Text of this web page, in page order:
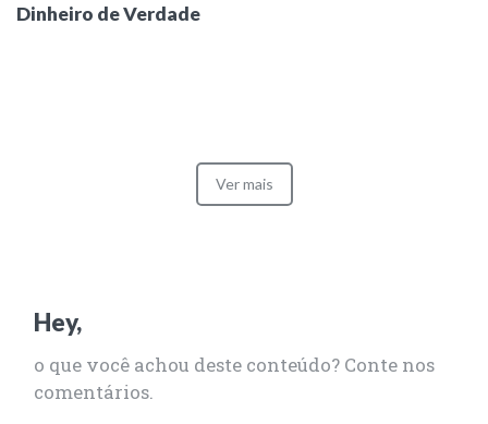
Dinheiro de Verdade
Ver mais
Hey,
o que você achou deste conteúdo? Conte nos
comentários.